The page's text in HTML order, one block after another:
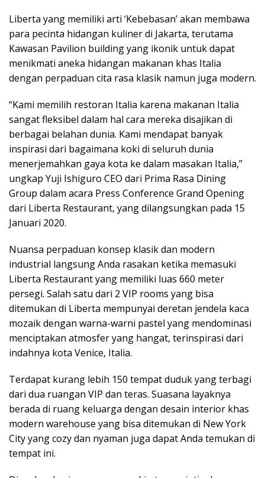
Liberta yang memiliki arti ‘Kebebasan’ akan membawa
para pecinta hidangan kuliner di Jakarta, terutama
Kawasan Pavilion building yang ikonik untuk dapat
menikmati aneka hidangan makanan khas Italia
dengan perpaduan cita rasa klasik namun juga modern.
“Kami memilih restoran Italia karena makanan Italia
sangat fleksibel dalam hal cara mereka disajikan di
berbagai belahan dunia. Kami mendapat banyak
inspirasi dari bagaimana koki di seluruh dunia
menerjemahkan gaya kota ke dalam masakan Italia,”
ungkap Yuji Ishiguro CEO dari Prima Rasa Dining
Group dalam acara Press Conference Grand Opening
dari Liberta Restaurant, yang dilangsungkan pada 15
Januari 2020.
Nuansa perpaduan konsep klasik dan modern
industrial langsung Anda rasakan ketika memasuki
Liberta Restaurant yang memiliki luas 660 meter
persegi. Salah satu dari 2 VIP rooms yang bisa
ditemukan di Liberta mempunyai deretan jendela kaca
mozaik dengan warna-warni pastel yang mendominasi
menciptakan atmosfer yang hangat, terinspirasi dari
indahnya kota Venice, Italia.
Terdapat kurang lebih 150 tempat duduk yang terbagi
dari dua ruangan VIP dan teras. Suasana layaknya
berada di ruang keluarga dengan desain interior khas
modern warehouse yang bisa ditemukan di New York
City yang cozy dan nyaman juga dapat Anda temukan di
tempat ini.